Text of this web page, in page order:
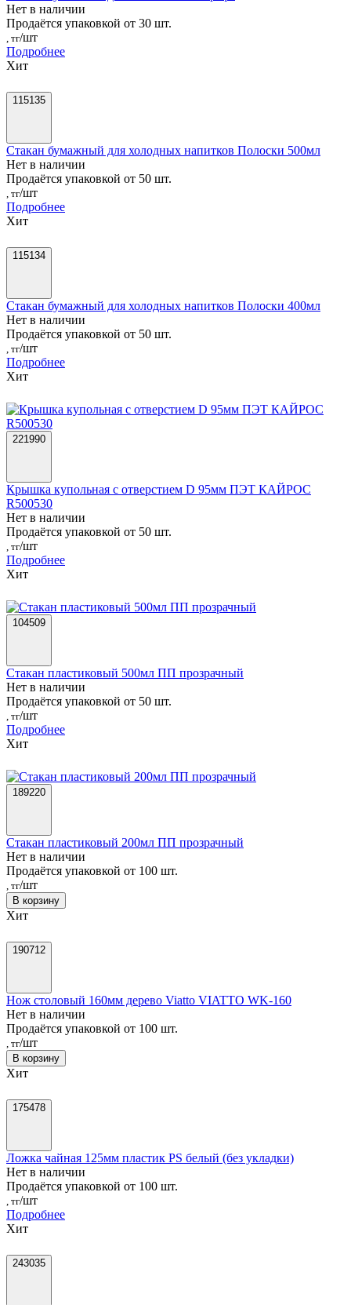
Нет в наличии
Продаётся упаковкой от 30 шт.
, тг/шт
Подробнее
Хит
115135
Стакан бумажный для холодных напитков Полоски 500мл
Нет в наличии
Продаётся упаковкой от 50 шт.
, тг/шт
Подробнее
Хит
115134
Стакан бумажный для холодных напитков Полоски 400мл
Нет в наличии
Продаётся упаковкой от 50 шт.
, тг/шт
Подробнее
Хит
221990
Крышка купольная с отверстием D 95мм ПЭТ КАЙРОС
R500530
Нет в наличии
Продаётся упаковкой от 50 шт.
, тг/шт
Подробнее
Хит
104509
Стакан пластиковый 500мл ПП прозрачный
Нет в наличии
Продаётся упаковкой от 50 шт.
, тг/шт
Подробнее
Хит
189220
Стакан пластиковый 200мл ПП прозрачный
Нет в наличии
Продаётся упаковкой от 100 шт.
, тг/шт
В корзину
Хит
190712
Нож столовый 160мм дерево Viatto VIATTO WK-160
Нет в наличии
Продаётся упаковкой от 100 шт.
, тг/шт
В корзину
Хит
175478
Ложка чайная 125мм пластик PS белый (без укладки)
Нет в наличии
Продаётся упаковкой от 100 шт.
, тг/шт
Подробнее
Хит
243035